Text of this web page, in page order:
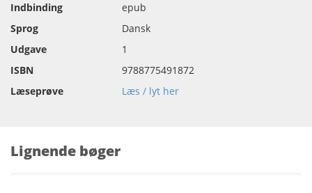
Indbinding
epub
Sprog
Dansk
Udgave
1
ISBN
9788775491872
Læseprøve
Læs / lyt her
Lignende bøger